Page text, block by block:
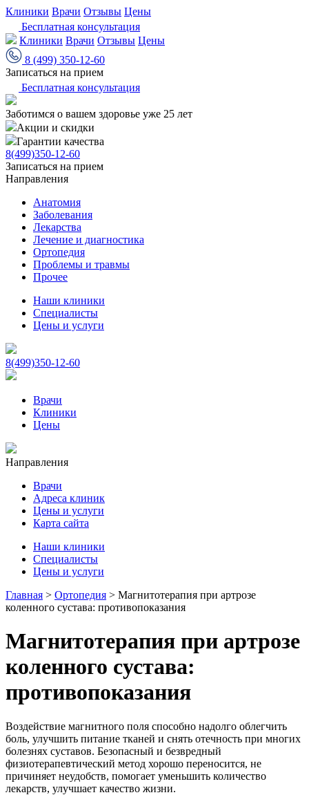
Клиники Врачи Отзывы Цены
Бесплатная консультация
Клиники Врачи Отзывы Цены
8 (499) 350-12-60
Записаться на прием
Бесплатная консультация
Заботимся о вашем здоровье уже 25 лет
Акции и скидки
Гарантии качества
8(499)350-12-60
Записаться на прием
Направления
Анатомия
Заболевания
Лекарства
Лечение и диагностика
Ортопедия
Проблемы и травмы
Прочее
Наши клиники
Специалисты
Цены и услуги
8(499)350-12-60
Врачи
Клиники
Цены
Направления
Врачи
Адреса клиник
Цены и услуги
Карта сайта
Наши клиники
Специалисты
Цены и услуги
Главная > Ортопедия > Магнитотерапия при артрозе
коленного сустава: противопоказания
Магнитотерапия при артрозе
коленного сустава:
противопоказания
Воздействие магнитного поля способно надолго облегчить
боль, улучшить питание тканей и снять отечность при многих
болезнях суставов. Безопасный и безвредный
физиотерапевтический метод хорошо переносится, не
причиняет неудобств, помогает уменьшить количество
лекарств, улучшает качество жизни.